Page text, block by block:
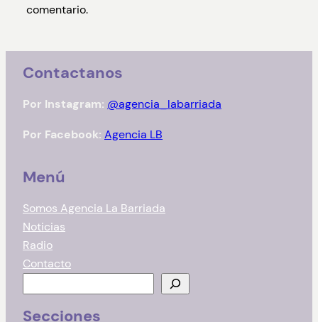
comentario.
Contactanos
Por Instagram: @agencia_labarriada
Por Facebook: Agencia LB
Menú
Somos Agencia La Barriada
Noticias
Radio
Contacto
s
Secciones